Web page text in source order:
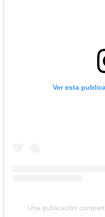
Ver esta
Una publicación